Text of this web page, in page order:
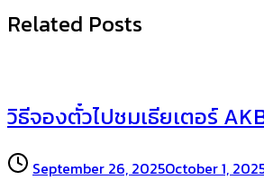
Related Posts
วิธีจองตั๋วไปชมเธียเตอร์
September 26, 2025October 1,